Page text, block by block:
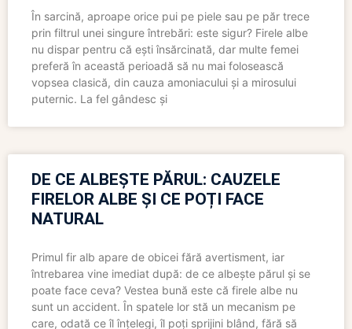
În sarcină, aproape orice pui pe piele sau pe păr trece
prin filtrul unei singure întrebări: este sigur? Firele albe
nu dispar pentru că ești însărcinată, dar multe femei
preferă în această perioadă să nu mai folosească
vopsea clasică, din cauza amoniacului și a mirosului
puternic. La fel gândesc și
DE CE ALBEȘTE PĂRUL: CAUZELE
FIRELOR ALBE ȘI CE POȚI FACE
NATURAL
Primul fir alb apare de obicei fără avertisment, iar
întrebarea vine imediat după: de ce albește părul și se
poate face ceva? Vestea bună este că firele albe nu
sunt un accident. În spatele lor stă un mecanism pe
care, odată ce îl înțelegi, îl poți sprijini blând, fără să